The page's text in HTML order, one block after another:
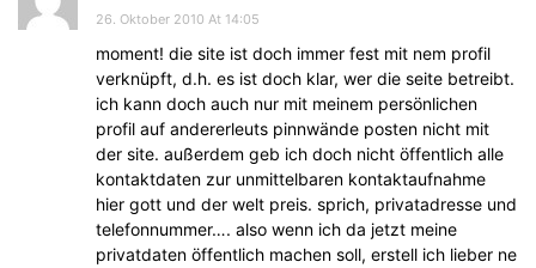
26. Oktober 2010 At 14:05
moment! die site ist doch immer fest mit nem profil
verknüpft, d.h. es ist doch klar, wer die seite betreibt.
ich kann doch auch nur mit meinem persönlichen
profil auf andererleuts pinnwände posten nicht mit
der site. außerdem geb ich doch nicht öffentlich alle
kontaktdaten zur unmittelbaren kontaktaufnahme
hier gott und der welt preis. sprich, privatadresse und
telefonnummer…. also wenn ich da jetzt meine
privatdaten öffentlich machen soll, erstell ich lieber ne